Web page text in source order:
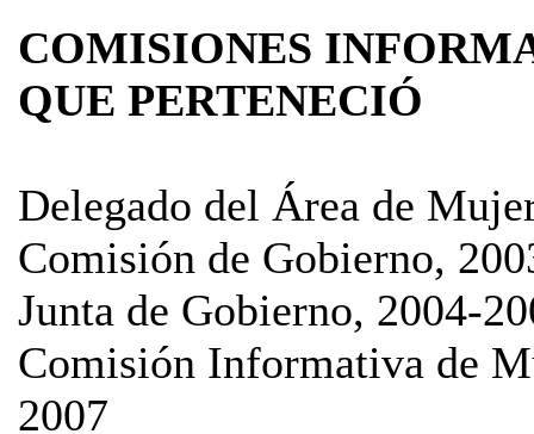
COMISIONES
QUE PERTENECIÓ
Delegado del Área de
Comisión de Gobierno,
Junta de Gobierno, 2004-
Comisión Informativa de
2007